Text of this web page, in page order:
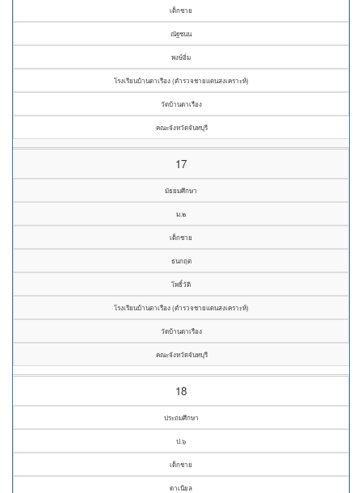
เด็กชาย
ณัฐชนน
พงษ์อิ่ม
โรงเรียนบ้านตาเรือง (ตำรวจชายแดนสงเคราะห์)
วัดบ้านตาเรือง
คณะจังหวัดจันทบุรี
17
มัธยมศึกษา
ม.๒
เด็กชาย
ธนกฤต
โพธิ์วัติ
โรงเรียนบ้านตาเรือง (ตำรวจชายแดนสงเคราะห์)
วัดบ้านตาเรือง
คณะจังหวัดจันทบุรี
18
ประถมศึกษา
ป.๖
เด็กชาย
ดาเนียล